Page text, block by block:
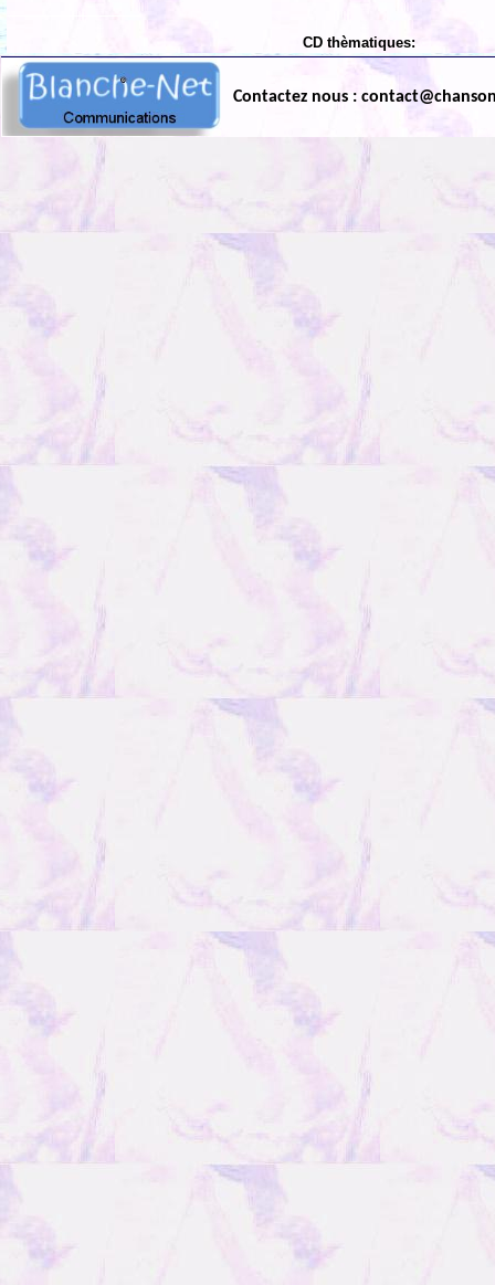
CD thèmatiques:
Contactez nous :